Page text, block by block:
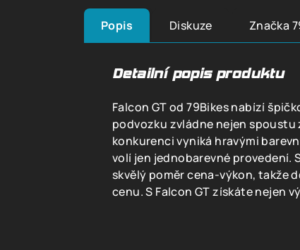
Popis Diskuze Značka
Detailní popis produktu
Falcon GT od 79Bikes nabízí
podvozku zvládne nejen
konkurenci vyniká hravými
volí jen jednobarevné provedení.
skvělý poměr cena-výkon, takže
cenu. S Falcon GT získáte nejen